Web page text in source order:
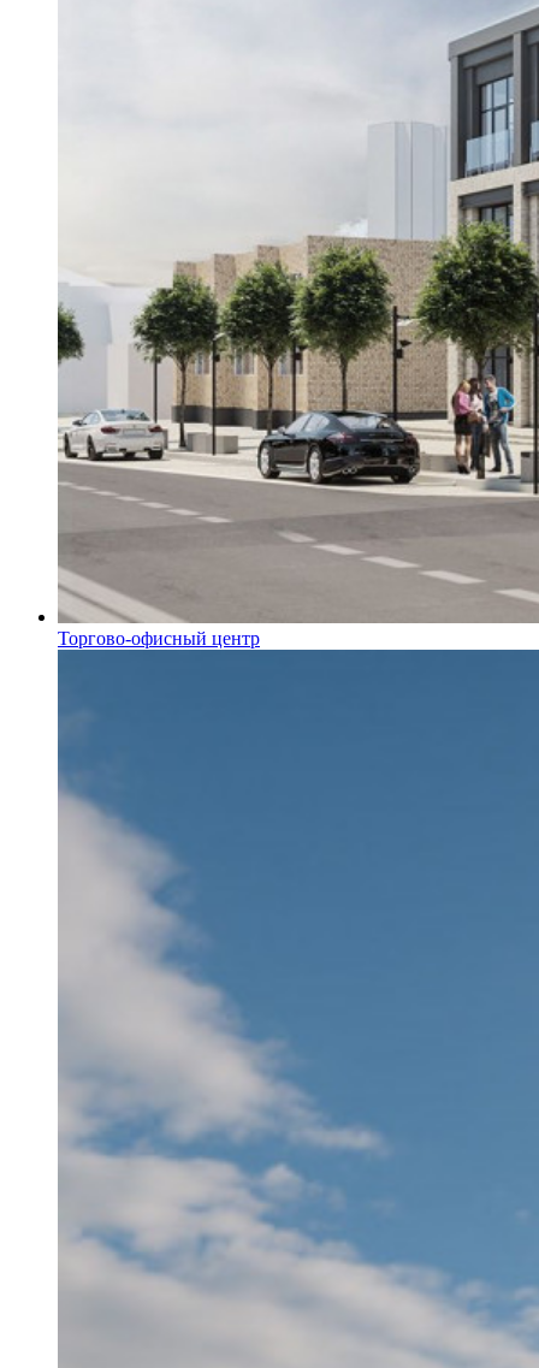
Торгово-офисный центр